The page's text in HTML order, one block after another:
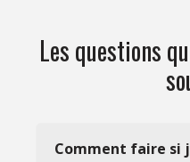
Les questions
Comment faire si